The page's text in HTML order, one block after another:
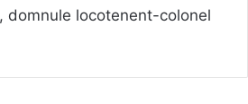
domnule locotenent-colonel